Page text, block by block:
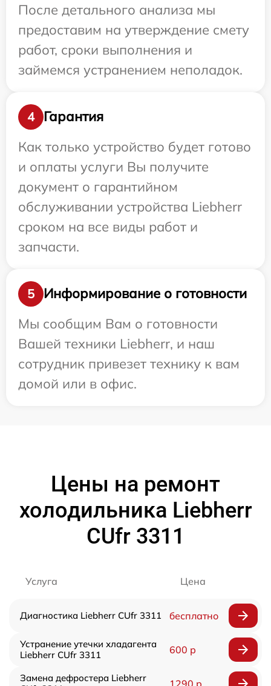
После детального анализа мы
предоставим на утверждение смету
работ, сроки выполнения и
займемся устранением неполадок.
4
Гарантия
Как только устройство будет готово
и оплаты услуги Вы получите
документ о гарантийном
обслуживании устройства Liebherr
сроком на все виды работ и
запчасти.
5
Информирование о готовности
Мы сообщим Вам о готовности
Вашей техники Liebherr, и наш
сотрудник привезет технику к вам
домой или в офис.
Цены на ремонт
холодильника Liebherr
CUfr 3311
Услуга Цена
Диагностика Liebherr CUfr 3311 бесплатно
Устранение утечки хладагента
Liebherr CUfr 3311
600 р
Замена дефростера Liebherr
1290 р